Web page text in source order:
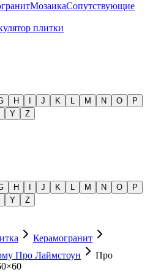
МозаикаСопутствующие
плитки
H J K L M N O
P
Y Z
H J K L M N O
P
Y Z
Керамогранит
Про Лаймстоун
Про